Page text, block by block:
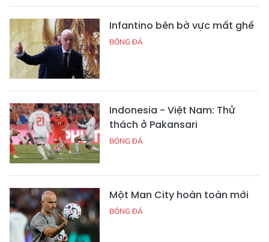
Infantino bên bờ vực mất ghế
BÓNG ĐÁ
Indonesia - Việt Nam: Thử
thách ở Pakansari
BÓNG ĐÁ
Một Man City hoàn toàn mới
BÓNG ĐÁ